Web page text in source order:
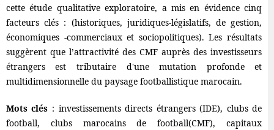
cette étude qualitative exploratoire, a mis en évidence cinq
facteurs clés : (historiques, juridiques-législatifs, de gestion,
économiques -commerciaux et sociopolitiques). Les résultats
suggèrent que l’attractivité des CMF auprès des investisseurs
étrangers est tributaire d'une mutation profonde et
multidimensionnelle du paysage footballistique marocain.
Mots clés : investissements directs étrangers (IDE), clubs de
football, clubs marocains de football(CMF), capitaux